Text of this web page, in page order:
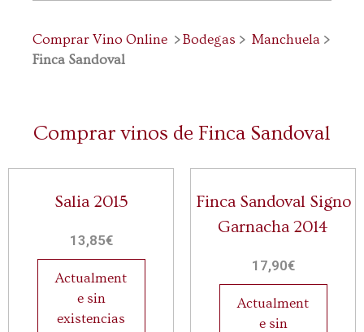
Comprar Vino Online >Bodegas > Manchuela >
Finca Sandoval
Comprar vinos de Finca Sandoval
Salia 2015
13,85€
Actualment
e sin
existencias
Finca Sandoval Signo
Garnacha 2014
17,90€
Actualment
e sin